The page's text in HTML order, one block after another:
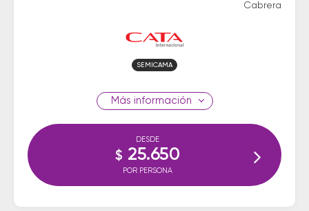
Cabrera
SEMICAMA
información
DESDE
$ 25.650
POR PERSONA